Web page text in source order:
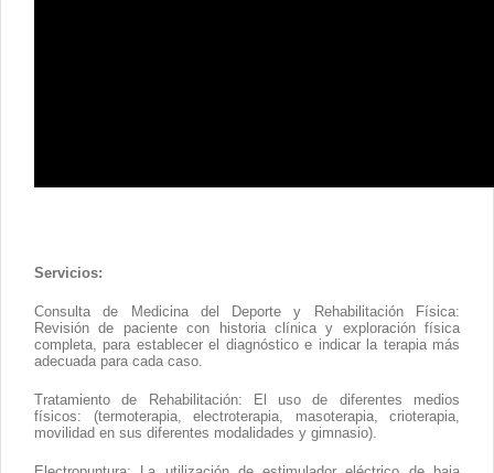
Servicios:
Consulta de Medicina del Deporte y Rehabilitación Física:
Revisión de paciente con historia clínica y exploración física
completa, para establecer el diagnóstico e indicar la terapia más
adecuada para cada caso.
Tratamiento de Rehabilitación: El uso de diferentes medios
físicos: (termoterapia, electroterapia, masoterapia, crioterapia,
movilidad en sus diferentes modalidades y gimnasio).